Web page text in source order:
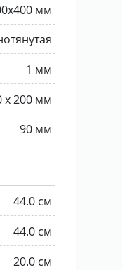
мм
1 мм
х 200 мм
90 мм
44.0 см
44.0 см
20.0 см